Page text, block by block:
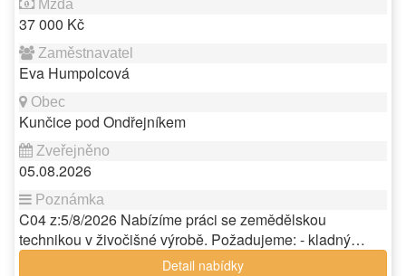
37 000 Kč
Eva Humpolcová
Kunčice pod Ondřejníkem
05.08.2026
C04 z:5/8/2026 Nabízíme práci se zemědělskou
technikou v živočišné výrobě. Požadujeme: - kladný…
Detail nabídky